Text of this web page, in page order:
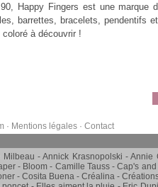
Happy Fingers est une marque
barrettes, bracelets, pendentifs
à découvrir !
· Mentions légales· Contact
Milbeau Annick Krasnopolski
Annie
Bloom Camille Tauss Cap's and
Cosita Buena Créalina